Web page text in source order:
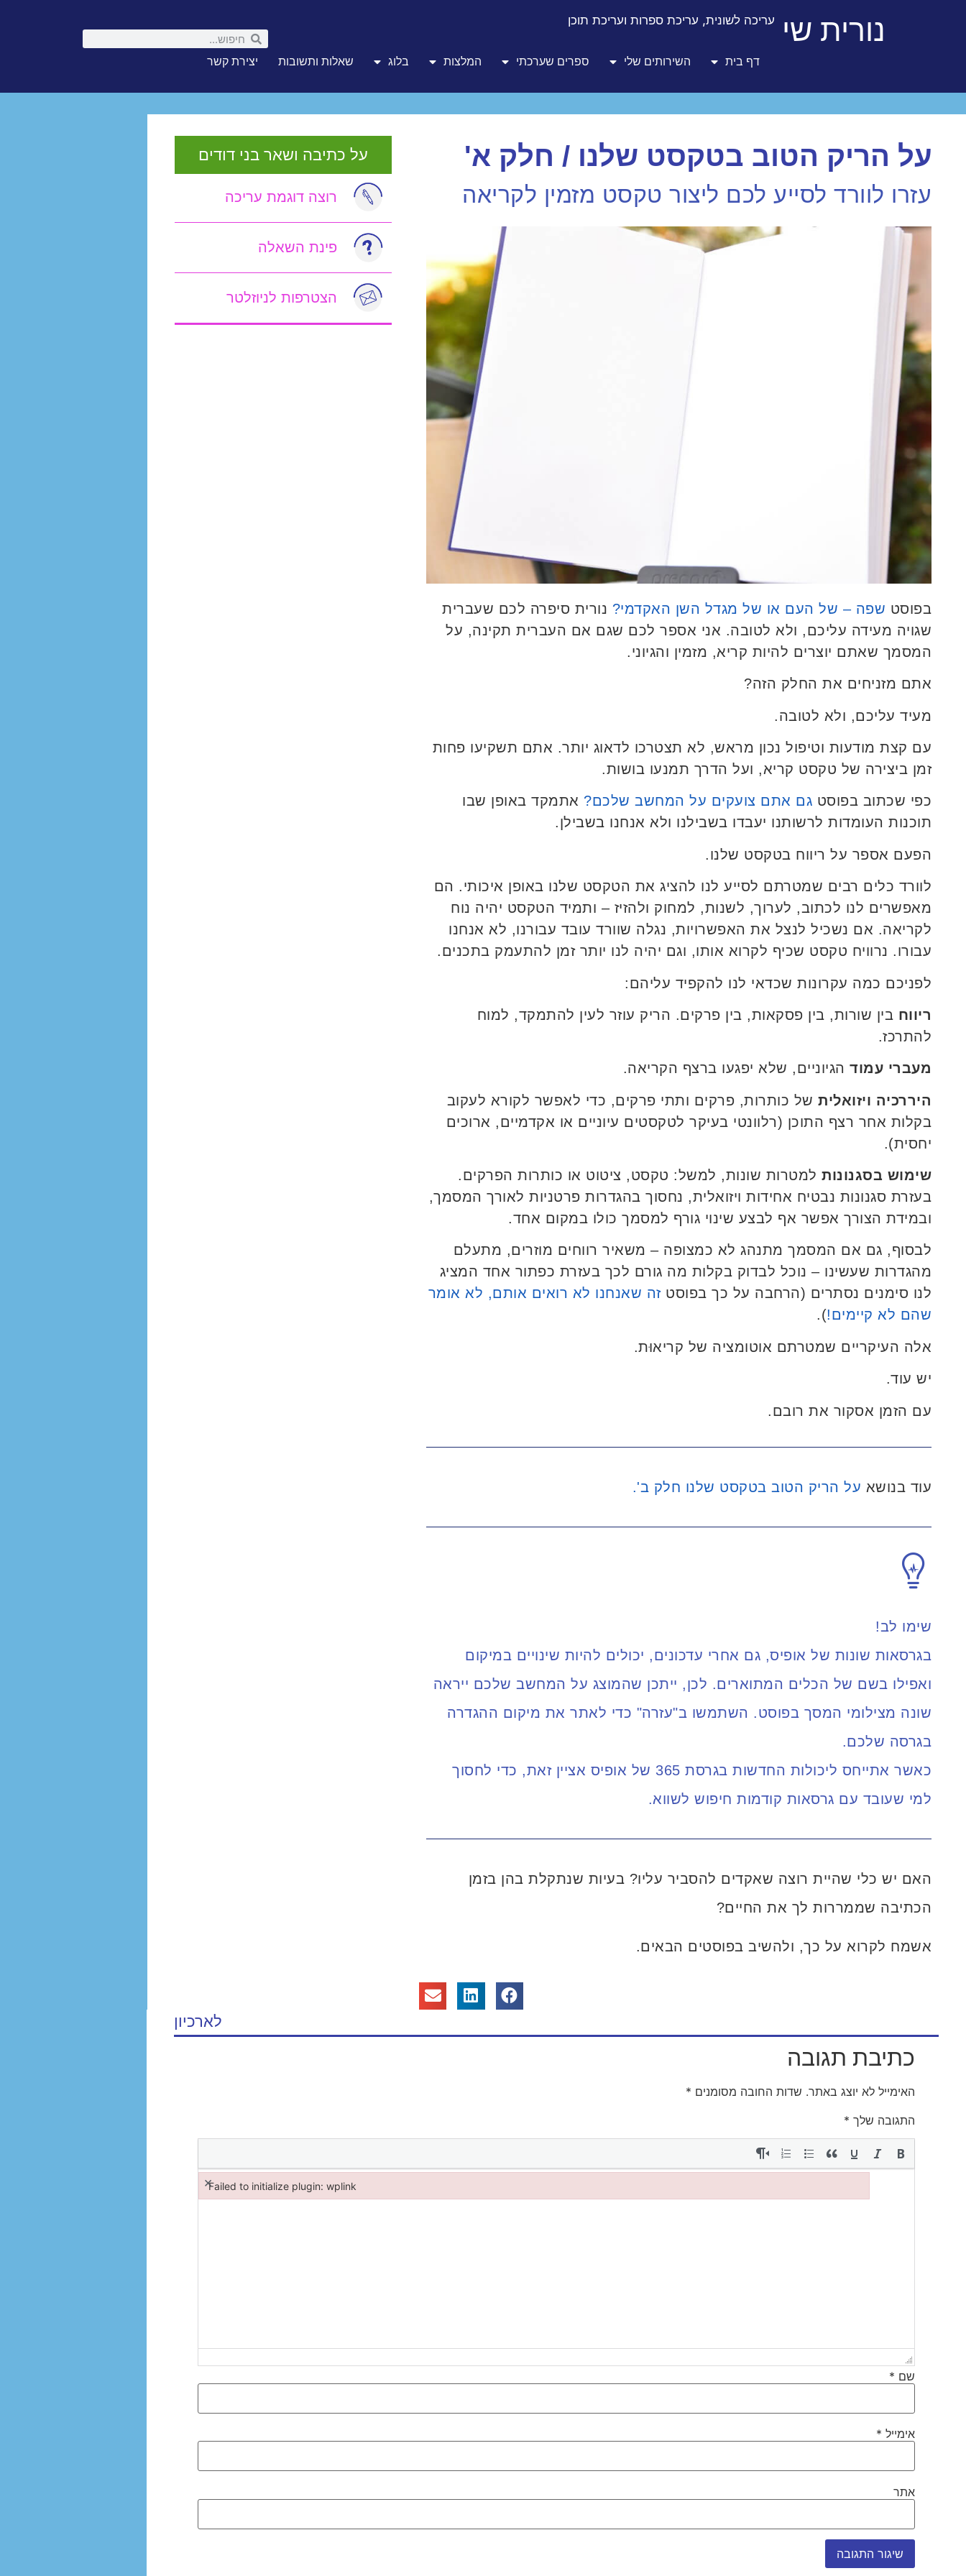
נורית שי עריכה לשונית, עריכת ספרות ועריכת תוכן
דף בית השירותים שלי ספרים שערכתי המלצות בלוג שאלות ותשובות יצירת קשר
על הריק הטוב בטקסט שלנו / חלק א'
עזרו לוורד לסייע לכם ליצור טקסט מזמין לקריאה
בפוסט שפה – של העם או של מגדל השן האקדמי? נורית סיפרה לכם שעברית
שגויה מעידה עליכם, ולא לטובה. אני אספר לכם שגם אם העברית תקינה, על
המסמך שאתם יוצרים להיות קריא, מזמין והגיוני.
אתם מזניחים את החלק הזה?
מעיד עליכם, ולא לטובה.
עם קצת מודעות וטיפול נכון מראש, לא תצטרכו לדאוג יותר. אתם תשקיעו פחות
זמן ביצירה של טקסט קריא, ועל הדרך תמנעו בושות.
כפי שכתוב בפוסט גם אתם צועקים על המחשב שלכם? אתמקד באופן שבו
תוכנות העומדות לרשותנו יעבדו בשבילנו ולא אנחנו בשבילן.
הפעם אספר על ריווח בטקסט שלנו.
לוורד כלים רבים שמטרתם לסייע לנו להציג את הטקסט שלנו באופן איכותי. הם
מאפשרים לנו לכתוב, לערוך, לשנות, למחוק ולהזיז – ותמיד הטקסט יהיה נוח
לקריאה. אם נשכיל לנצל את האפשרויות, נגלה שוורד עובד עבורנו, לא אנחנו
עבורו. נרוויח טקסט שכיף לקרוא אותו, וגם יהיה לנו יותר זמן להתעמק בתכנים.
לפניכם כמה עקרונות שכדאי לנו להקפיד עליהם:
ריווח בין שורות, בין פסקאות, בין פרקים. הריק עוזר לעין להתמקד, למוח
להתרכז.
מעברי עמוד הגיוניים, שלא יפגעו ברצף הקריאה.
היררכיה ויזואלית של כותרות, פרקים ותתי פרקים, כדי לאפשר לקורא לעקוב
בקלות אחר רצף התוכן (רלוונטי בעיקר לטקסטים עיוניים או אקדמיים, ארוכים
יחסית).
שימוש בסגנונות למטרות שונות, למשל: טקסט, ציטוט או כותרות הפרקים.
בעזרת סגנונות נבטיח אחידות ויזואלית, נחסוך בהגדרות פרטניות לאורך המסמך,
ובמידת הצורך אפשר אף לבצע שינוי גורף למסמך כולו במקום אחד.
לבסוף, גם אם המסמך מתנהג לא כמצופה – משאיר רווחים מוזרים, מתעלם
מהגדרות שעשינו – נוכל לבדוק בקלות מה גורם לכך בעזרת כפתור אחד המציג
לנו סימנים נסתרים (הרחבה על כך בפוסטזה שאנחנו לא רואים אותם, לא אומר
שהם לא קיימים!).
אלה העיקריים שמטרתם אוטומציה של קריאוּת.
יש עוד.
עם הזמן אסקור את רובם.
עוד בנושא על הריק הטוב בטקסט שלנו חלק ב'.
שימו לב!
בגרסאות שונות של אופיס, גם אחרי עדכונים, יכולים להיות שינויים במיקום
ואפילו בשם של הכלים המתוארים. לכן, ייתכן שהמוצג על המחשב שלכם ייראה
שונה מצילומי המסך בפוסט. השתמשו ב"עזרה" כדי לאתר את מיקום ההגדרה
בגרסה שלכם.
כאשר אתייחס ליכולות החדשות בגרסת 365 של אופיס אציין זאת, כדי לחסוך
למי שעובד עם גרסאות קודמות חיפוש לשווא.
האם יש כלי שהיית רוצה שאקדים להסביר עליו? בעיות שנתקלת בהן בזמן
הכתיבה שממררות לך את החיים?
אשמח לקרוא על כך, ולהשיב בפוסטים הבאים.
על כתיבה ושאר בני דודים
רוצה דוגמת עריכה
פינת השאלה
הצטרפות לניוזלטר
לארכיון
כתיבת תגובה
האימייל לא יוצג באתר. שדות החובה מסומנים *
התגובה שלך *
שם *
אימייל *
אתר
Failed to initialize plugin: wplink
×
Failed to initialize plugin: wplink